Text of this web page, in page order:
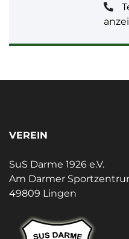
VEREIN
SuS Darme 1926 e.V.
Am Darmer
49809 Lingen